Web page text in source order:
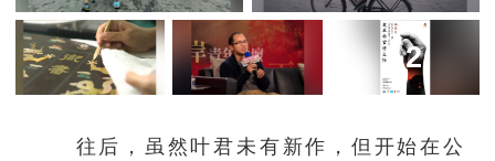
+2
往后，虽然叶君未有新作，但开始在公